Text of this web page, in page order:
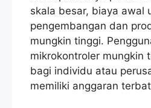
skala besar, biaya awal
pengembangan dan
mungkin tinggi.
mikrokontroler mungkin
bagi individu atau
memiliki anggaran